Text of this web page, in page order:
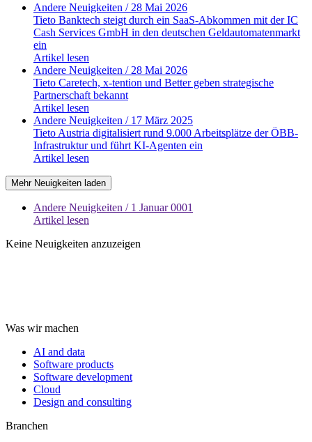
Andere Neuigkeiten / 28 Mai 2026
Tieto Banktech steigt durch ein SaaS-Abkommen mit der IC
Cash Services GmbH in den deutschen Geldautomatenmarkt
ein
Artikel lesen
Andere Neuigkeiten / 28 Mai 2026
Tieto Caretech, x-tention und Better geben strategische
Partnerschaft bekannt
Artikel lesen
Andere Neuigkeiten / 17 März 2025
Tieto Austria digitalisiert rund 9.000 Arbeitsplätze der ÖBB-
Infrastruktur und führt KI-Agenten ein
Artikel lesen
Mehr Neuigkeiten laden
Andere Neuigkeiten / 1 Januar 0001
Artikel lesen
Keine Neuigkeiten anzuzeigen
Was wir machen
AI and data
Software products
Software development
Cloud
Design and consulting
Branchen